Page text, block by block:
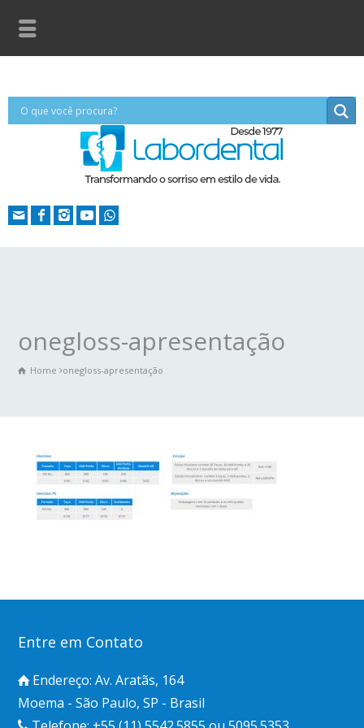
onegloss-apresentação
Home onegloss-apresentação
Entre em Contato
Endereço: Av. Aratãs, 164
Moema - São Paulo, SP - Brasil